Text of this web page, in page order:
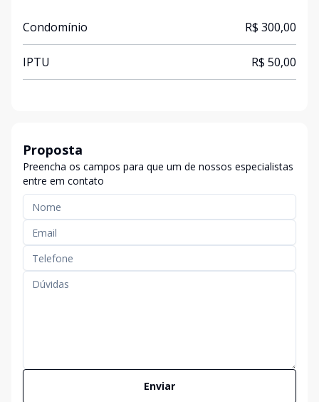
Condomínio R$ 300,00
IPTU R$ 50,00
Proposta
Preencha os campos para que um de nossos especialistas
entre em contato
Enviar